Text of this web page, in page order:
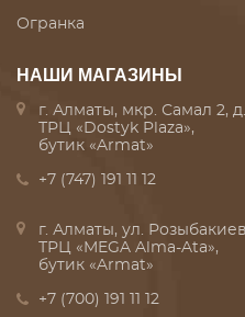
Огранка
НАШИ МАГАЗИНЫ
г. Алматы, мкр. Самал 2,
ТРЦ «Dostyk Plaza»,
бутик «Armat»
+7 (747) 191 11 12
г. Алматы, ул.
ТРЦ «MEGA Alma-Ata»,
бутик «Armat»
+7 (700) 191 11 12